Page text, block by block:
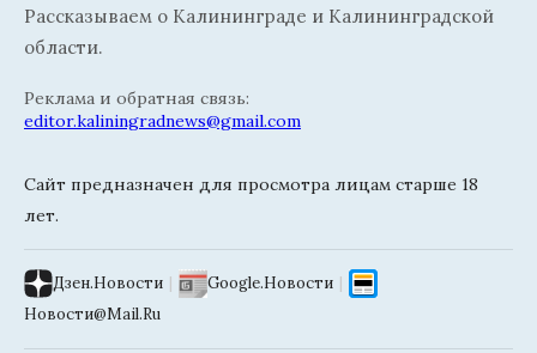
Рассказываем о Калининграде и Калининградской
области.
Реклама и обратная связь:
editor.kaliningradnews@gmail.com
Сайт предназначен для просмотра лицам старше 18
лет.
Дзен.Новости | Google.Новости |
Новости@Mail.Ru